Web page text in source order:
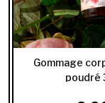
Gommage
poudré